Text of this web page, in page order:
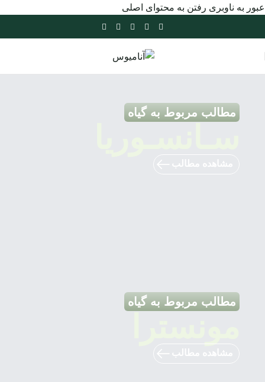
عبور به ناوبری رفتن به محتوای اصلی
مطالب مربوط به گیاه
مشاهده مطالب
مطالب مربوط به گیاه
مشاهده مطالب